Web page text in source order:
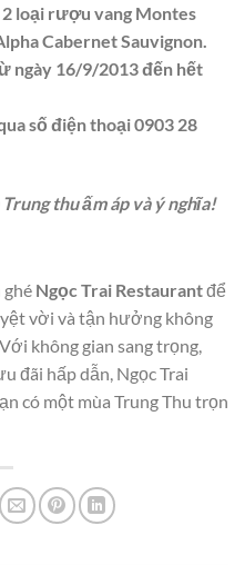
loại rượu vang Montes
Cabernet Sauvignon.
ngày 16/9/2013 đến hết
số điện thoại 0903 28
thu ấm áp và ý nghĩa!
ghé Ngọc Trai Restaurantđể
vời và tận hưởng không
không gian sang trọng,
đãi hấp dẫn, Ngọc Trai
có một mùa Trung Thu trọn